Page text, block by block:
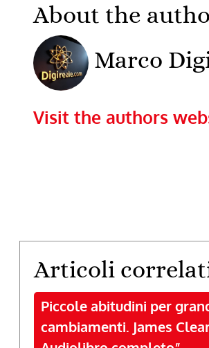
About the
Marco
Visit the authors
Articoli
Piccole abitudini per
cambiamenti. James